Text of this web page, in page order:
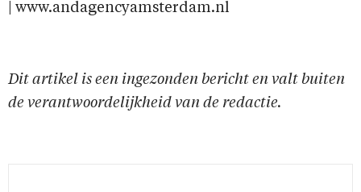
| www.andagencyamsterdam.nl
Dit artikel is een ingezonden bericht en valt buiten
de verantwoordelijkheid van de redactie.